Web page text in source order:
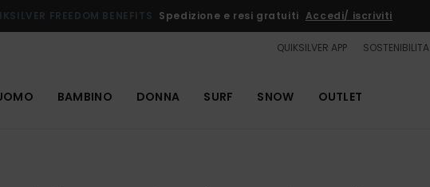
FREEDOM BENEFITS Spedizione e resi gratuiti Accedi/ iscriviti
QUIKSILVER APP SOSTENIBILITA
BAMBINO DONNA SURF SNOW OUTLET